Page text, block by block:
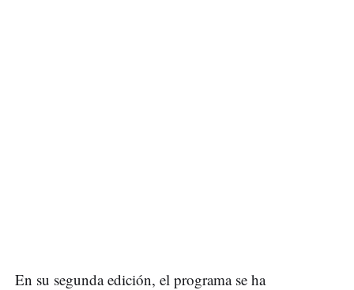
En su segunda edición, el programa se ha